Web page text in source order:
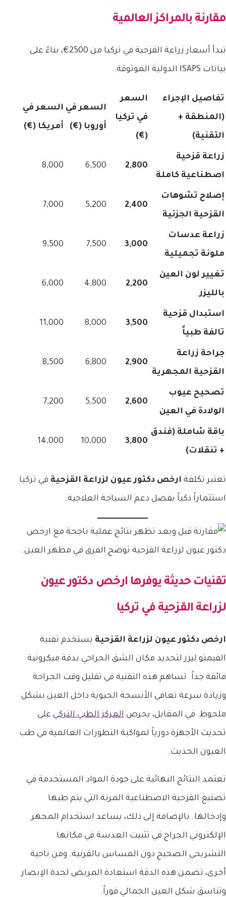
مقارنة بالمراكز العالمية
تبدأ أسعار زراعة القزحية في تركيا من 2500€، بناءً على
بيانات ISAPS الدولية الموثوقة.
تفاصيل الإجراء
(المنطقة +
التقنية)
السعر
في تركيا
(€)
السعر في
أوروبا (€)
السعر في
أمريكا (€)
زراعة قزحية
اصطناعية كاملة
2,800
6,500
8,000
إصلاح تشوهات
القزحية الجزئية
2,400
5,200
7,000
زراعة عدسات
ملونة تجميلية
3,000
7,500
9,500
تغيير لون العين
بالليزر
2,200
4,800
6,000
استبدال قزحية
تالفة طبياً
3,500
8,000
11,000
جراحة زراعة
القزحية المجهرية
2,900
6,800
8,500
تصحيح عيوب
الولادة في العين
2,600
5,500
7,200
باقة شاملة (فندق
+ تنقلات)
3,800
10,000
14,000
تعتبر تكلفة ارخص دكتور عيون لزراعة القزحية في تركيا
استثماراً ذكياً بفضل دعم السياحة العلاجية.
تقنيات حديثة يوفرها ارخص دكتور عيون
لزراعة القزحية في تركيا
ارخص دكتور عيون لزراعة القزحية يستخدم تقنية
الفيمتو ليزر لتحديد مكان الشق الجراحي بدقة ميكرونية
فائقة جداً. تساهم هذه التقنية في تقليل وقت الجراحة
وزيادة سرعة تعافي الأنسجة الحيوية داخل العين بشكل
ملحوظ. في المقابل، يحرص المركز الطبي التركي على
تحديث الأجهزة دورياً لمواكبة التطورات العالمية في طب
العيون الحديث.
تعتمد النتائج النهائية على جودة المواد المستخدمة في
تصنيع القزحية الاصطناعية المرنة التي يتم طيها
وإدخالها. بالإضافة إلى ذلك، يساعد استخدام المجهر
الإلكتروني الجراح في تثبيت العدسة في مكانها
التشريحي الصحيح دون المساس بالقرنية. ومن ناحية
أخرى، تضمن هذه الدقة استعادة المريض لحدة الإبصار
وتناسق شكل العين الجمالي فوراً.